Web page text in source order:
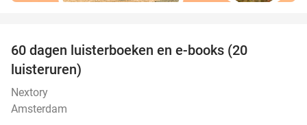
60 dagen luisterboeken en e-books (20
luisteruren)
Nextory
Amsterdam